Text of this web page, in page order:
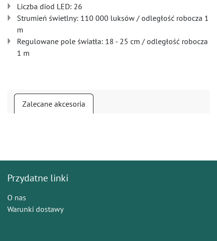
Liczba diod LED: 26
Strumień świetlny: 110 000 luksów / odległość robocza 1
m
Regulowane pole światła: 18 - 25 cm / odległość robocza
1 m
Zalecane akcesoria
Przydatne linki
O nas
Warunki dostawy